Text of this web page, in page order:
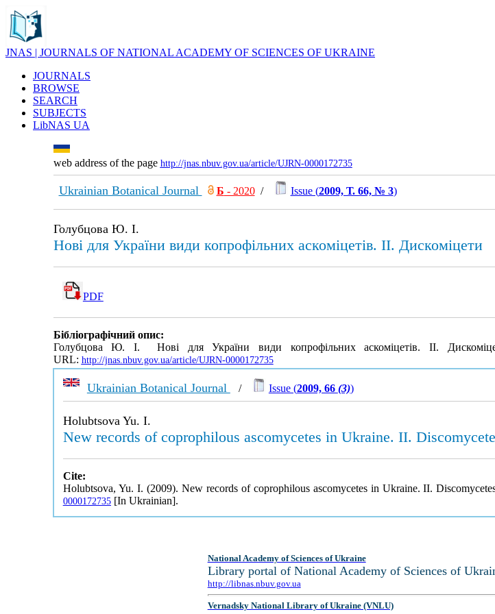
JNAS | JOURNALS OF NATIONAL ACADEMY OF SCIENCES OF UKRAINE
JOURNALS
BROWSE
SEARCH
SUBJECTS
LibNAS UA
web address of the page http://jnas.nbuv.gov.ua/article/UJRN-0000172735
Ukrainian Botanical Journal Б - 2020/ Issue (2009, Т. 66, № 3)
Голубцова Ю. І.
Нові для України види копрофільних аскоміцетів. ІІ. Дискоміцети
PDF
Бібліографічний опис:
Голубцова Ю. І. Нові для України види копрофільних аскоміцетів. ІІ.
URL: http://jnas.nbuv.gov.ua/article/UJRN-0000172735
Ukrainian Botanical Journal / Issue (2009, 66 (3))
Holubtsova Yu. I.
New records of coprophilous ascomycetes in Ukraine. II.
Cite:
Holubtsova, Yu. I. (2009). New records of coprophilous ascomycetes in Ukraine. II.
0000172735[In Ukrainian].
National Academy of Sciences of Ukraine
Library portal of National Academy of Sciences of
http://libnas.nbuv.gov.ua
Vernadsky National Library of Ukraine (VNLU)